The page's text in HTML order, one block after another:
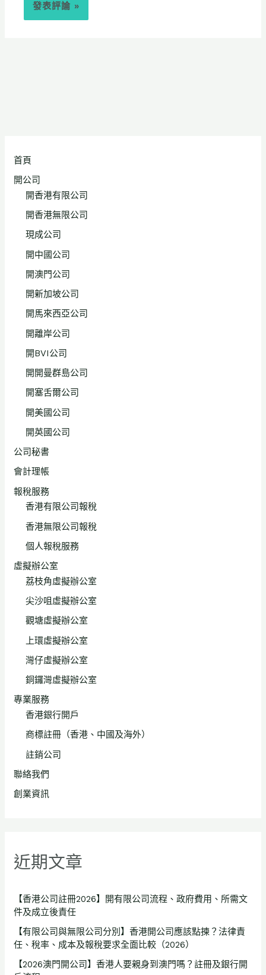
首頁
開公司
開香港有限公司
開香港無限公司
現成公司
開中國公司
開澳門公司
開新加坡公司
開馬來西亞公司
開離岸公司
開BVI公司
開開曼群島公司
開塞舌爾公司
開美國公司
開英國公司
公司秘書
會計理帳
報稅服務
香港有限公司報稅
香港無限公司報稅
個人報稅服務
虛擬辦公室
荔枝角虛擬辦公室
尖沙咀虛擬辦公室
觀塘虛擬辦公室
上環虛擬辦公室
灣仔虛擬辦公室
銅鑼灣虛擬辦公室
專業服務
香港銀行開戶
商標註冊（香港、中國及海外）
註銷公司
聯絡我們
創業資訊
近期文章
【香港公司註冊2026】開有限公司流程、政府費用、所需文
件及成立後責任
【有限公司與無限公司分別】香港開公司應該點揀？法律責
任、稅率、成本及報稅要求全面比較（2026）
【2026澳門開公司】香港人要親身到澳門嗎？註冊及銀行開